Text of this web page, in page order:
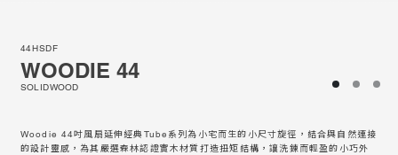
44HSDF
WOODIE 44
SOLIDWOOD
Woodie 44吋風扇延伸經典Tube系列為小宅而生的小尺寸旋徑，結合與自然連接
的設計靈感，為其嚴選森林認證實木材質打造扭矩結構，讓洗鍊而輕盈的小巧外